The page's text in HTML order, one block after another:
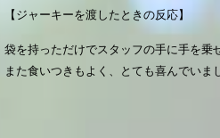
【ジャーキーを渡したときの反応】
袋を持っただけでスタッフの手に手を乗
また食いつきもよく、とても喜んでいま